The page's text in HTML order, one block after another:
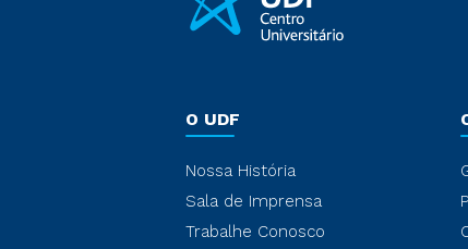
O UDF
Nossa História
Sala de Imprensa
Trabalhe Conosco